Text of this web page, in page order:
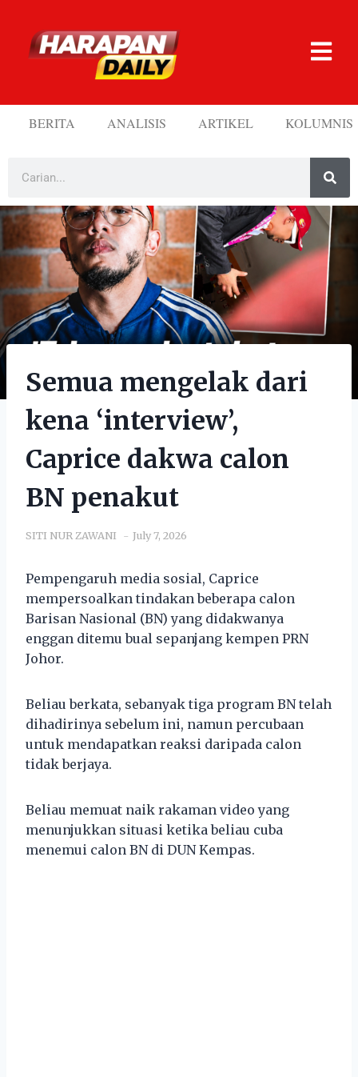
BERITA ANALISIS ARTIKEL KOLUMNIS
Semua mengelak dari
kena ‘interview’,
Caprice dakwa calon
BN penakut
SITI NUR ZAWANI July 7, 2026
Pempengaruh media sosial, Caprice
mempersoalkan tindakan beberapa calon
Barisan Nasional (BN) yang didakwanya
enggan ditemu bual sepanjang kempen PRN
Johor.
Beliau berkata, sebanyak tiga program BN telah
dihadirinya sebelum ini, namun percubaan
untuk mendapatkan reaksi daripada calon
tidak berjaya.
Beliau memuat naik rakaman video yang
menunjukkan situasi ketika beliau cuba
menemui calon BN di DUN Kempas.